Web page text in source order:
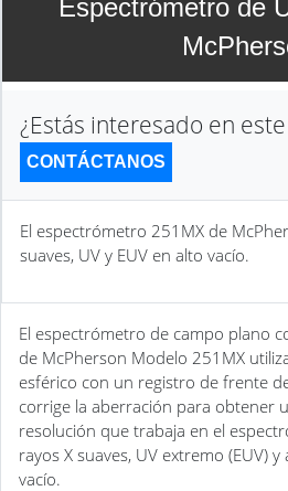
Espectrómetro de
¿Estás interesado en
CONTÁCTANOS
El espectrómetro 251MX de
suaves, UV y EUV en alto vacío.
El espectrómetro de campo plano
de McPherson Modelo 251MX
esférico con un registro de frente
corrige la aberración para obtener
resolución que trabaja en el
rayos X suaves, UV extremo (EUV)
vacío.